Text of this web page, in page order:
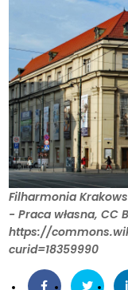
Filharmonia
- Praca własna, CC
https://
curid=18359990